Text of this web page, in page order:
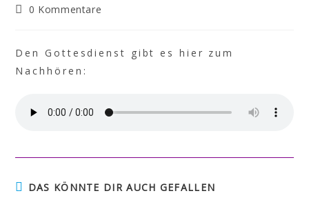
0 Kommentare
Den Gottesdienst gibt es hier zum
Nachhören:
DAS KÖNNTE DIR AUCH GEFALLEN